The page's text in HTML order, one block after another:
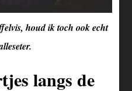
houd ik toch ook echt
langs de